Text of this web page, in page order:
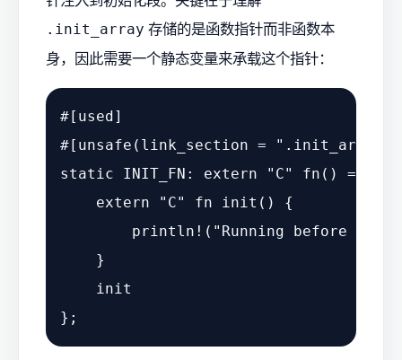
.init_array 存储的是函数指针而非函数本
身，因此需要一个静态变量来承载这个指针：
#[used]
#[unsafe(link_section =
static INIT_FN: extern "C" fn () =
extern
"C" fn init () {
println! ( "Running before main"
    }
    init